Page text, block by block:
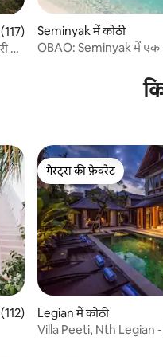
5 में से 4.92, 117 समीक्षाएँ
पर
Seminyak में कोठी
OBAO: Seminyak में एक
5 में से 4.92, 112 समीक्षाएँ
गेस्ट्स की फ़ेवरेट
गेस्ट्स की फ़ेवरेट
Legian में कोठी
Villa Peeti, Nth Legian